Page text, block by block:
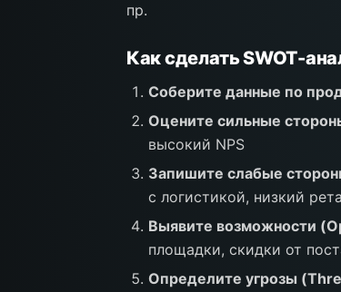
пр.
Как сделать SWOT-
Соберите данные по
Оцените сильные
высокий NPS
Запишите слабые
с логистикой, низкий
Выявите возможности
площадки, скидки от
Определите угрозы